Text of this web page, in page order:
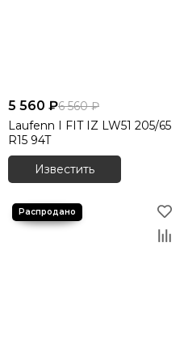
5 560 ₽6 560 ₽
Laufenn I FIT IZ LW51 205/65
R15 94T
Известить